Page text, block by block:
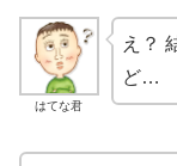
はてな君
え？
ど…